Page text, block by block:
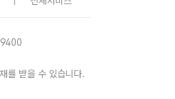
를 받을 수 있습니다.